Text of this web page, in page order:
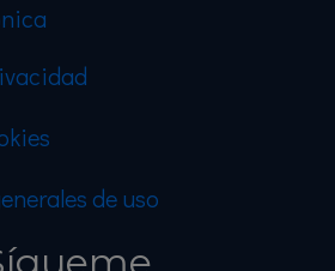
de uso